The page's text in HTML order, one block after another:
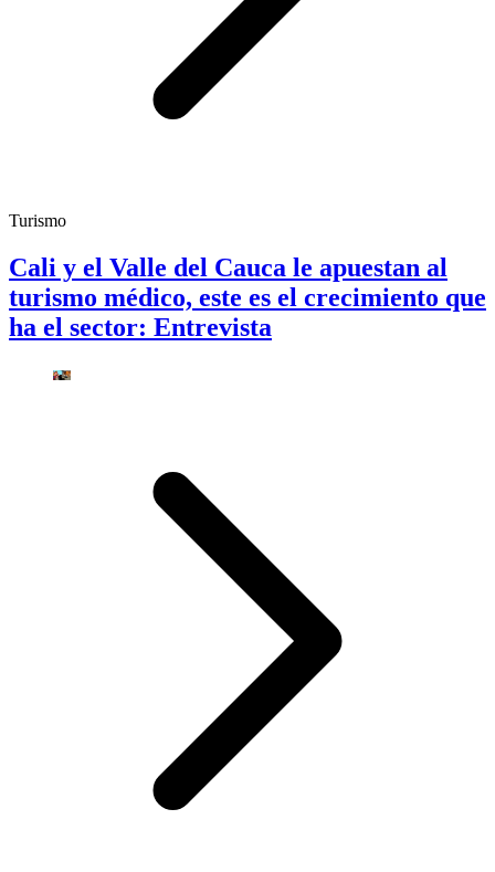
Turismo
Cali y el Valle del Cauca le apuestan al
turismo médico, este es el crecimiento que
ha el sector: Entrevista